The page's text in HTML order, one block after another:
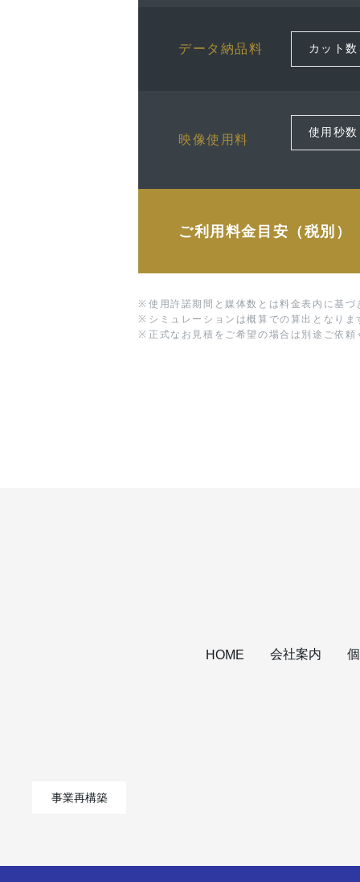
データ納品料
映像使用料
ご利用料金目安（税別）
※ 使用許諾期間と媒体数とは料金表内に基づ
※ シミュレーションは概算での算出となりま
※ 正式なお見積をご希望の場合は別途ご依頼
HOME 会社案内
事業再構築